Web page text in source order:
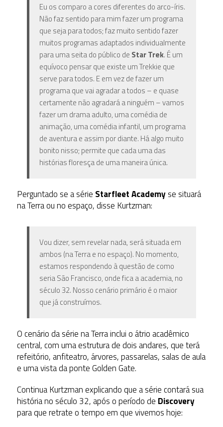
Eu os comparo a cores diferentes do arco-íris.
Não faz sentido para mim fazer um programa
que seja para todos; faz muito sentido fazer
muitos programas adaptados individualmente
para uma seita do público de Star Trek. É um
equívoco pensar que existe um Trekkie que
serve para todos. E em vez de fazer um
programa que vai agradar a todos – e quase
certamente não agradará a ninguém – vamos
fazer um drama adulto, uma comédia de
animação, uma comédia infantil, um programa
de aventura e assim por diante. Há algo muito
bonito nisso; permite que cada uma das
histórias floresça de uma maneira única.
Perguntado se a série Starfleet Academyse situará
na Terra ou no espaço, disse Kurtzman:
Vou dizer, sem revelar nada, será situada em
ambos (na Terra e no espaço). No momento,
estamos respondendo à questão de como
seria São Francisco, onde fica a academia, no
século 32. Nosso cenário primário é o maior
que já construímos.
O cenário da série na Terra inclui o átrio acadêmico
central, com uma estrutura de dois andares, que terá
refeitório, anfiteatro, árvores, passarelas, salas de aula
e uma vista da ponte Golden Gate.
Continua Kurtzman explicando que a série contará sua
história no século 32, após o período de Discovery
para que retrate o tempo em que vivemos hoje: